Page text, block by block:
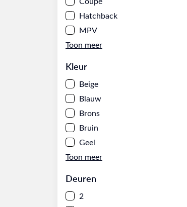
Hatchback
MPV
Kleur
Beige
Blauw
Brons
Bruin
Geel
Deuren
2